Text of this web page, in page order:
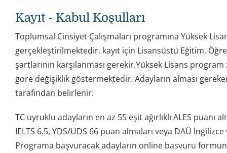
Kayıt - Kabul Koşulları
Toplumsal Cinsiyet Çalışmaları programına Yüksek
gerçekleştirilmektedir. kayıt için Lisansüstü Eğitim,
şartlarının karşılanması gerekir.Yüksek Lisans
gore değişiklik göstermektedir. Adayların alması
tarafından belirlenir.
TC uyruklu adayların en az 55 eşit ağırlıklı ALES
IELTS 6.5, YDS/UDS 66 puan almaları veya DAÜ
Programa başvuracak adayların online basvuru